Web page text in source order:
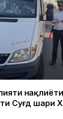
Суғд шаҳри